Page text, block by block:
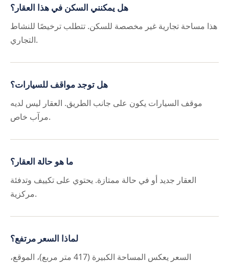
هل يمكنني السكن في هذا العقار؟
هذا مساحة تجارية غير مخصصة للسكن. تتطلب ترخيصًا للنشاط
التجاري.
هل توجد مواقف للسيارات؟
موقف السيارات يكون على جانب الطريق. العقار ليس لديه
مرآب خاص.
ما هو حالة العقار؟
العقار جديد أو في حالة ممتازة. يحتوي على تكييف وتدفئة
مركزية.
لماذا السعر مرتفع؟
السعر يعكس المساحة الكبيرة (417 متر مربع)، الموقع،